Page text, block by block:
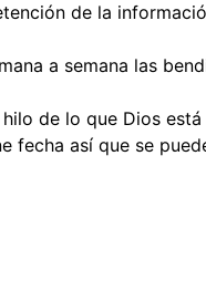
de la
a semana las
de lo que Dios
fecha así que se